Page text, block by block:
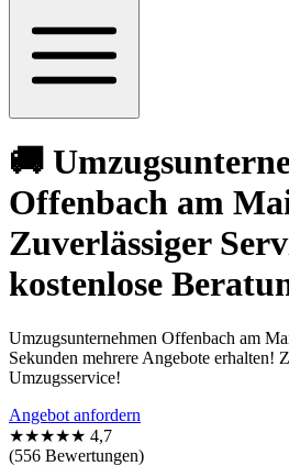
🚚
Offenbach am
Zuverlässiger
kostenlose
Umzugsunternehmen Offenbach am
Sekunden mehrere Angebote erhalten!
Umzugsservice!
Angebot anfordern
★★★★★ 4,7
(556 Bewertungen)